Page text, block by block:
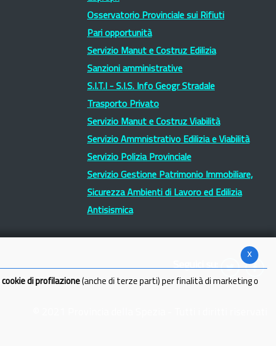
Osservatorio Provinciale sui Rifiuti
Pari opportunità
Servizio Manut e Costruz Edilizia
Sanzioni amministrative
S.I.T.I - S.I.S. Info Geogr Stradale
Trasporto Privato
Servizio Manut e Costruz Viabilità
Servizio Ammnistrativo Edilizia e Viabilità
Servizio Polizia Provinciale
Servizio Gestione Patrimonio Immobiliare,
Sicurezza Ambienti di Lavoro ed Edilizia
Antisismica
Seguici su:
x
cookie di profilazione (anche di terze parti) per finalità di marketing o